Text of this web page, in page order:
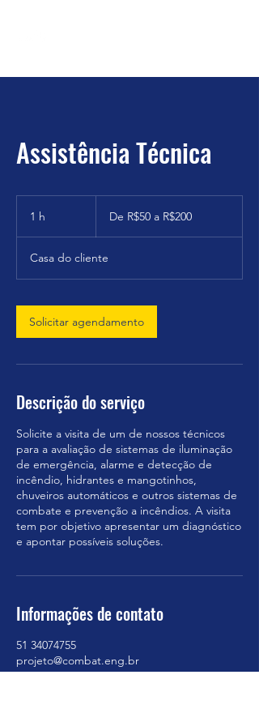
Assistência Técnica
1 h De R$50 a R$200
Casa do cliente
Solicitar agendamento
Descrição do serviço
Solicite a visita de um de nossos técnicos
para a avaliação de sistemas de iluminação
de emergência, alarme e detecção de
incêndio, hidrantes e mangotinhos,
chuveiros automáticos e outros sistemas de
combate e prevenção a incêndios. A visita
tem por objetivo apresentar um diagnóstico
e apontar possíveis soluções.
Informações de contato
51 34074755
projeto@combat.eng.br
Av. Erico Veríssimo, 563 - Menino Deus,